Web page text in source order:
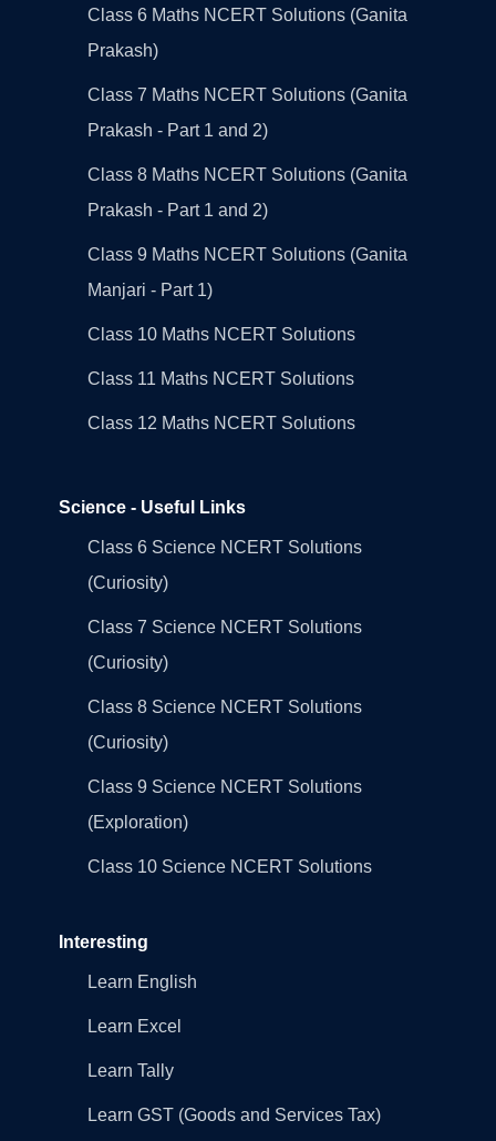
Class 6 Maths NCERT Solutions (Ganita
Prakash)
Class 7 Maths NCERT Solutions (Ganita
Prakash - Part 1 and 2)
Class 8 Maths NCERT Solutions (Ganita
Prakash - Part 1 and 2)
Class 9 Maths NCERT Solutions (Ganita
Manjari - Part 1)
Class 10 Maths NCERT Solutions
Class 11 Maths NCERT Solutions
Class 12 Maths NCERT Solutions
Science - Useful Links
Class 6 Science NCERT Solutions
(Curiosity)
Class 7 Science NCERT Solutions
(Curiosity)
Class 8 Science NCERT Solutions
(Curiosity)
Class 9 Science NCERT Solutions
(Exploration)
Class 10 Science NCERT Solutions
Interesting
Learn English
Learn Excel
Learn Tally
Learn GST (Goods and Services Tax)